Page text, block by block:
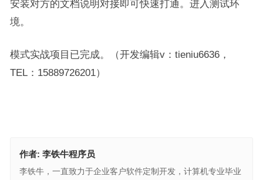
安装对方的文档说明对接即可快速打通。进入测试环
境。
模式实战项目已完成。（开发编辑v：tieniu6636，
TEL：15889726201）
作者: 李铁牛程序员
李铁牛，一直致力于企业客户软件定制开发，计算机专业毕业